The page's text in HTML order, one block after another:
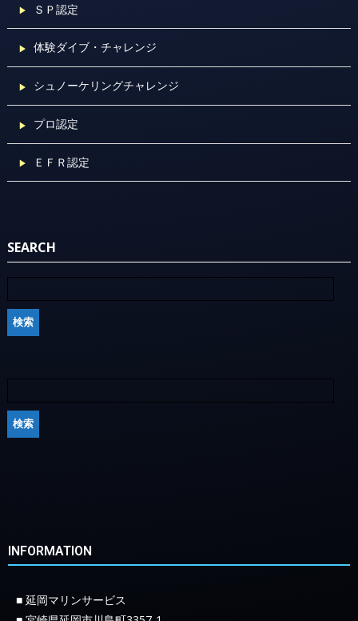
ＳＰ認定
体験ダイブ・チャレンジ
シュノーケリングチャレンジ
プロ認定
ＥＦＲ認定
SEARCH
INFORMATION
■ 延岡マリンサービス